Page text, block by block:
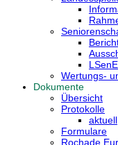
Wertungs-
Dokumente
Übersicht
Protokolle
aktuell
Formulare
Rochade